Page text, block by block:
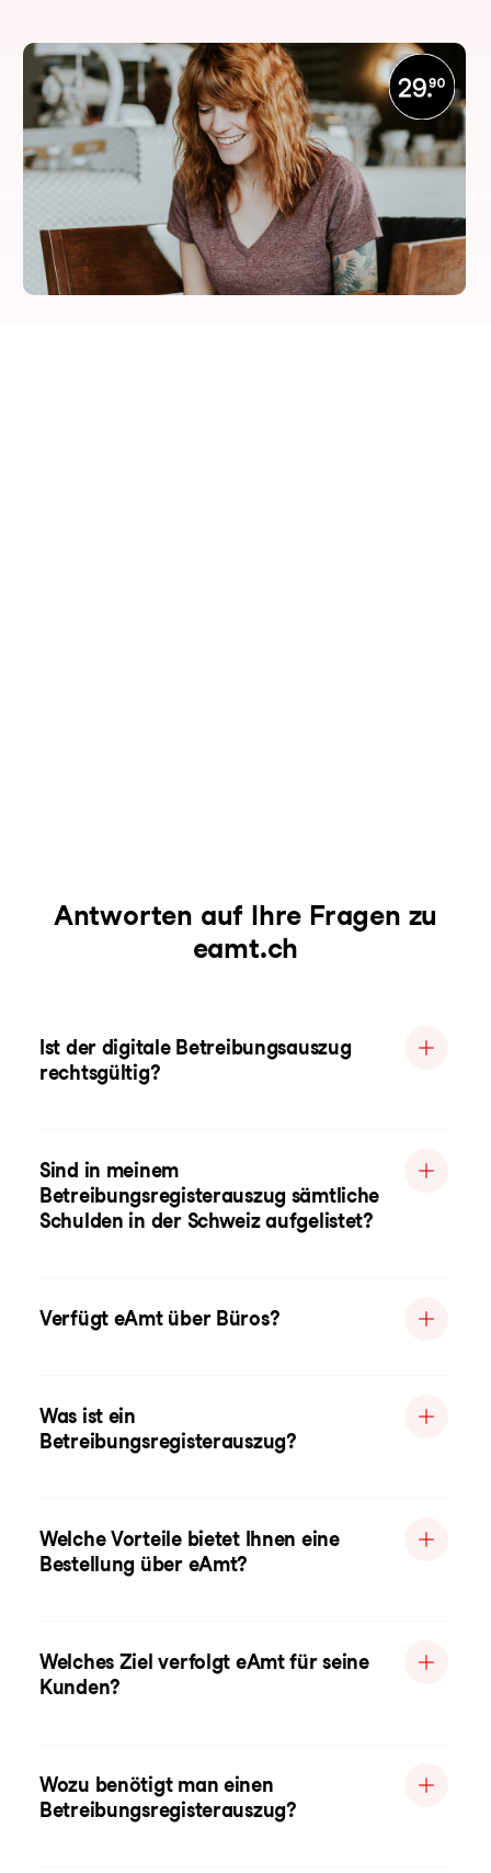
Antworten auf Ihre Fragen zu
eamt.ch
Ist der digitale Betreibungsauszug
rechtsgültig?
Sind in meinem
Betreibungsregisterauszug sämtliche
Schulden in der Schweiz aufgelistet?
Verfügt eAmt über Büros?
Was ist ein
Betreibungsregisterauszug?
Welche Vorteile bietet Ihnen eine
Bestellung über eAmt?
Welches Ziel verfolgt eAmt für seine
Kunden?
Wozu benötigt man einen
Betreibungsregisterauszug?